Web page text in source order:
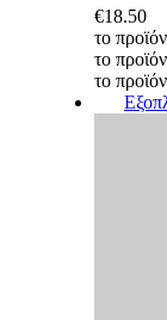
€18.50
το
το
το